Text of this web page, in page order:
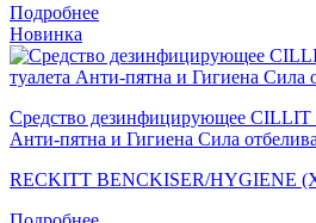
Подробнее
Новинка
Средство дезинфицирующее CILLIT
Анти-пятна и Гигиена Сила
RECKITT BENCKISER/HYGIENE